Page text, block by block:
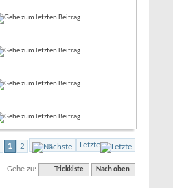
1 2 Letzte
Gehe zu: Trickkiste Nach oben